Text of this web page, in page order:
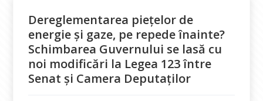
Dereglementarea piețelor de
energie și gaze, pe repede înainte?
Schimbarea Guvernului se lasă cu
noi modificări la Legea 123 între
Senat și Camera Deputaților